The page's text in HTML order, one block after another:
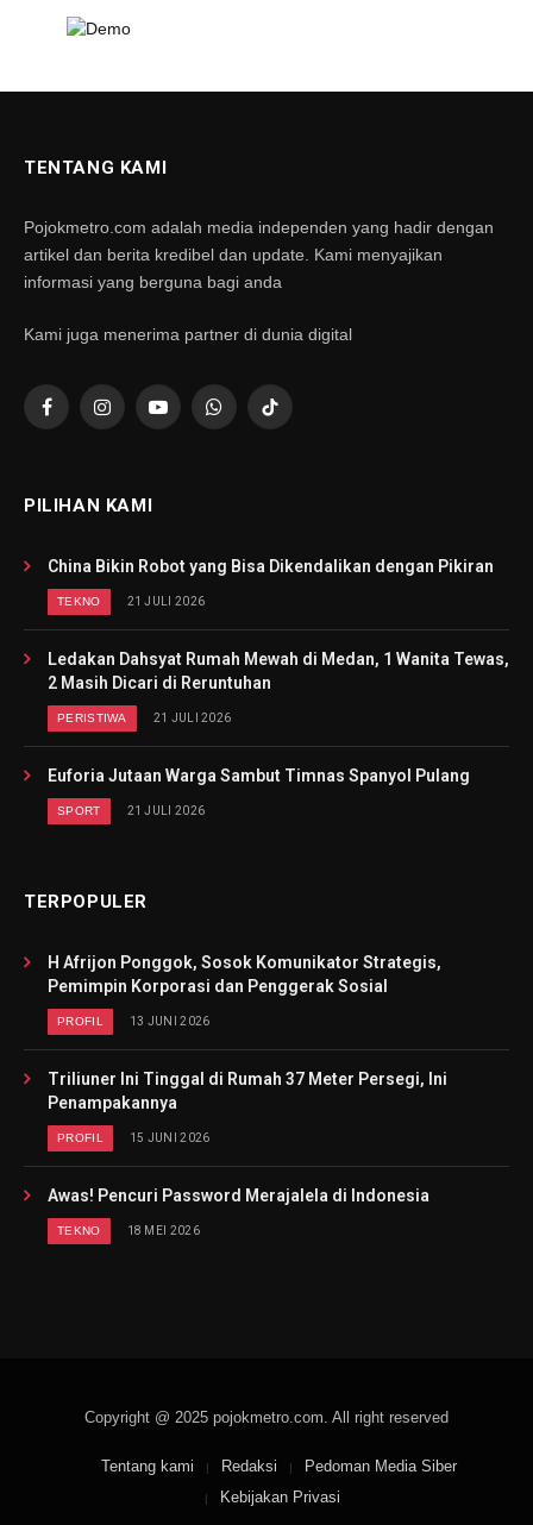
TENTANG KAMI
Pojokmetro.com adalah media independen yang hadir dengan
artikel dan berita kredibel dan update. Kami menyajikan
informasi yang berguna bagi anda
Kami juga menerima partner di dunia digital
FacebookInstagramYouTubeWhatsAppTikTok
PILIHAN KAMI
China Bikin Robot yang Bisa Dikendalikan dengan Pikiran
TEKNO 21 JULI 2026
Ledakan Dahsyat Rumah Mewah di Medan, 1 Wanita Tewas,
2 Masih Dicari di Reruntuhan
PERISTIWA 21 JULI 2026
Euforia Jutaan Warga Sambut Timnas Spanyol Pulang
SPORT 21 JULI 2026
TERPOPULER
H Afrijon Ponggok, Sosok Komunikator Strategis,
Pemimpin Korporasi dan Penggerak Sosial
PROFIL 13 JUNI 2026
Triliuner Ini Tinggal di Rumah 37 Meter Persegi, Ini
Penampakannya
PROFIL 15 JUNI 2026
Awas! Pencuri Password Merajalela di Indonesia
TEKNO 18 MEI 2026
Copyright @ 2025 pojokmetro.com. All right reserved
Tentang kami Redaksi
Pedoman Media Siber
Kebijakan Privasi